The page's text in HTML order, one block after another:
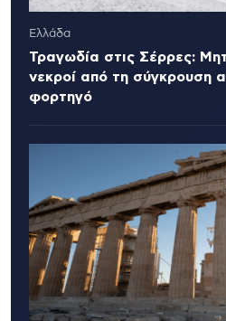
Ελλάδα
Τραγωδία στις Σέρρες:
νεκροί από τη σύγκρουση
φορτηγό